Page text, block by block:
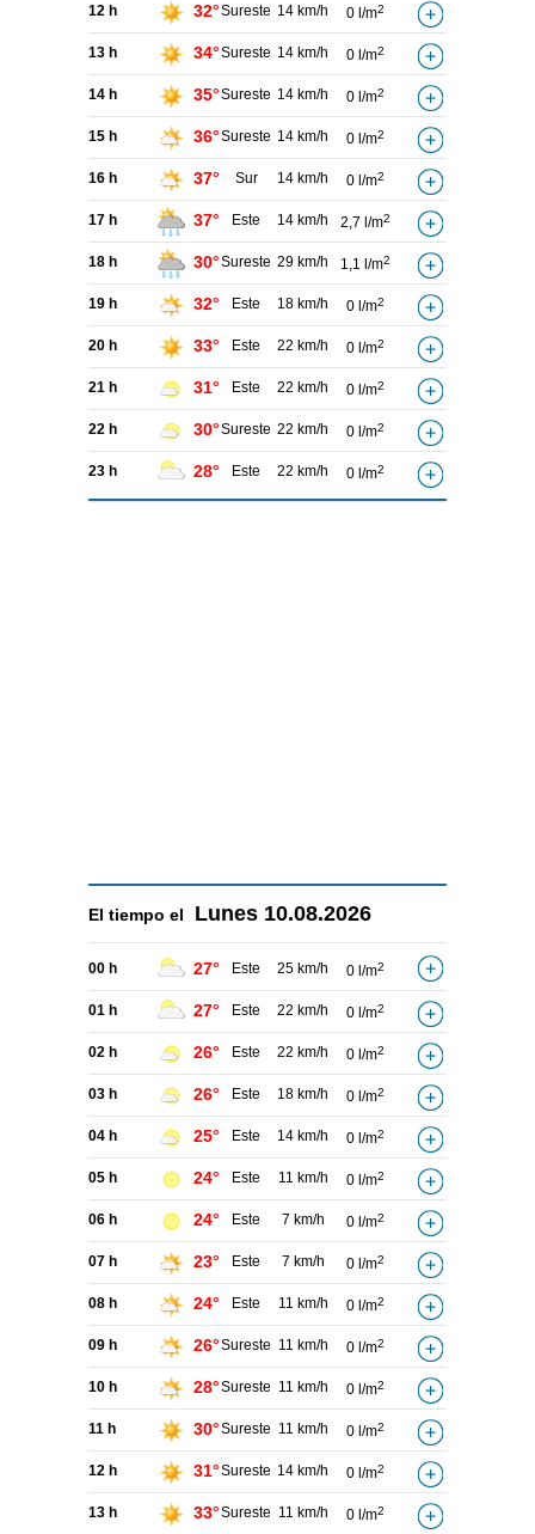
12 h 32°Sureste 14 km/h 0 l/m2
13 h 34°Sureste 14 km/h 0 l/m2
14 h 35°Sureste 14 km/h 0 l/m2
15 h 36°Sureste 14 km/h 0 l/m2
16 h 37° Sur 14 km/h 0 l/m2
17 h 37° Este 14 km/h 2,7 l/m2
18 h 30°Sureste 29 km/h 1,1 l/m2
19 h 32° Este 18 km/h 0 l/m2
20 h 33° Este 22 km/h 0 l/m2
21 h 31° Este 22 km/h 0 l/m2
22 h 30°Sureste 22 km/h 0 l/m2
23 h 28° Este 22 km/h 0 l/m2
El tiempo el Lunes 10.08.2026
00 h 27° Este 25 km/h 0 l/m2
01 h 27° Este 22 km/h 0 l/m2
02 h 26° Este 22 km/h 0 l/m2
03 h 26° Este 18 km/h 0 l/m2
04 h 25° Este 14 km/h 0 l/m2
05 h 24° Este 11 km/h 0 l/m2
06 h 24° Este 7 km/h 0 l/m2
07 h 23° Este 7 km/h 0 l/m2
08 h 24° Este 11 km/h 0 l/m2
09 h 26°Sureste 11 km/h 0 l/m2
10 h 28°Sureste 11 km/h 0 l/m2
11 h 30°Sureste 11 km/h 0 l/m2
12 h 31°Sureste 14 km/h 0 l/m2
13 h 33°Sureste 11 km/h 0 l/m2